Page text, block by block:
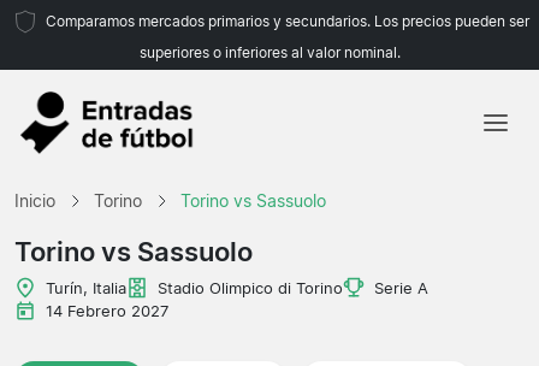
Comparamos mercados primarios y secundarios. Los precios pueden ser
superiores o inferiores al valor nominal.
Inicio Torino Torino vs Sassuolo
Torino vs Sassuolo
Turín, Italia Stadio Olimpico di Torino
Serie A
14 Febrero 2027